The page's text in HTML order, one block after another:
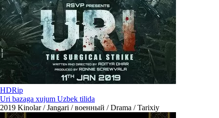
HDRip
Uri bazaga xujum Uzbek tilida
2019 Kinolar / Jangari / военный / Drama / Tarixiy